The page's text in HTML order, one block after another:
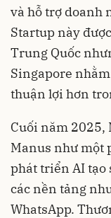
và hỗ trợ doanh
Startup này
Trung Quốc
Singapore
thuận lợi hơn
Cuối năm 2025,
Manus như một
phát triển AI tạo
các nền tảng
WhatsApp.